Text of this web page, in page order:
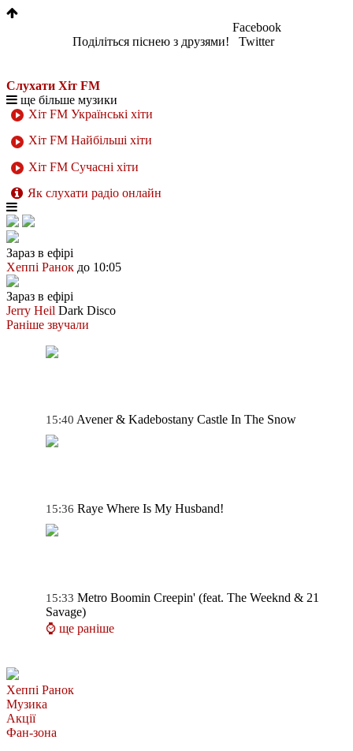
Поділіться піснею з друзями!
Facebook
Twitter
Слухати Хіт FM
ще більше музики
Хіт FM Українські хіти
Хіт FM Найбільші хіти
Хіт FM Сучасні хіти
Як слухати радіо онлайн
Зараз в ефірі
Хеппі Ранок до 10:05
Зараз в ефірі
Jerry Heil Dark Disco
Раніше звучали
15:40 Avener & Kadebostany Castle In The Snow
15:36 Raye Where Is My Husband!
15:33 Metro Boomin Creepin' (feat. The Weeknd & 21
Savage)
⌚ ще раніше
Хеппі Ранок
Музика
Акції
Фан-зона